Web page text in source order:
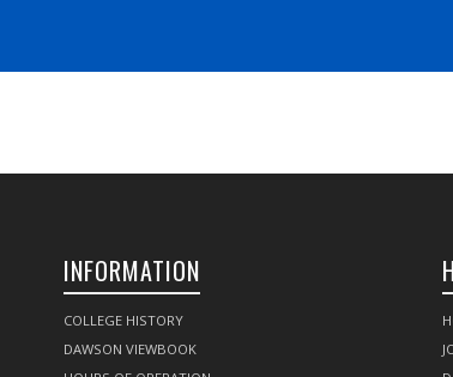
INFORMATION
COLLEGE HISTORY
DAWSON VIEWBOOK